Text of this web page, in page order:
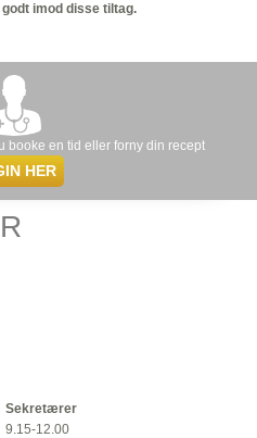
imod disse tiltag.
booke en tid eller forny din recept
HER
Sekretærer
9.15-12.00